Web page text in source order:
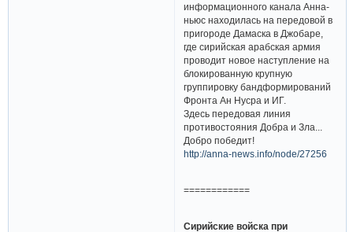
информационного канала Анна-
ньюс находилась на передовой в
пригороде Дамаска в Джобаре,
где сирийская арабская армия
проводит новое наступление на
блокированную крупную
группировку бандформирований
Фронта Ан Нусра и ИГ.
Здесь передовая линия
противостояния Добра и Зла...
Добро победит!
http://anna-news.info/node/27256
============
Сирийские войска при